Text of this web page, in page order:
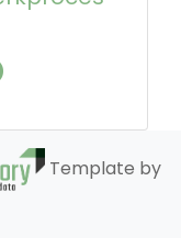
Template by